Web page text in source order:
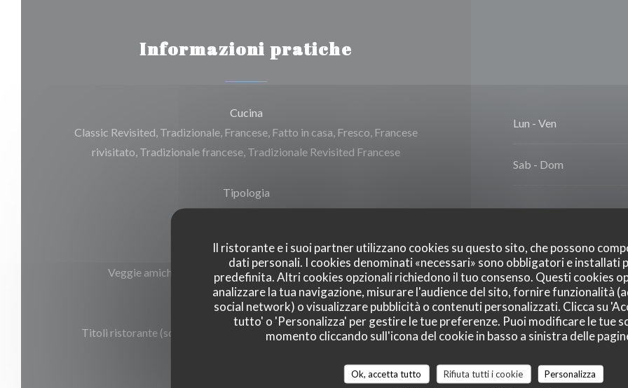
Il ristorante e i suoi partner utilizzano cookies su questo sito, che possono
dati personali. I cookies denominati «necessari» sono obbligatori e installati
predefinita. Altri cookies opzionali richiedono il tuo consenso. Questi cookies
analizzare la tua navigazione, misurare l'audience del sito, fornire funzionalità
social network) o visualizzare pubblicità o contenuti personalizzati. Clicca su
tutto' o 'Personalizza' per gestire le tue preferenze. Puoi modificare le tue
momento cliccando sull'icona del cookie in basso a sinistra delle
Ok, accetta tutto Rifiuta tutti i cookie
Personalizza
Informazioni pratiche
Cucina
Classic Revisited, Tradizionale, Francese, Fatto in casa, Fresco, Francese
rivisitato, Tradizionale francese, Tradizionale Revisited Francese
Tipologia
Brasserie Restaurant
Servizi
Veggie amichevole, Menù per bambini, Casa per i bambini
Metodo di pagamento
Titoli ristorante (solo pranzo), Eurocard / Mastercard, Contanti, Visa,
Lun - Ven
Sab - Dom